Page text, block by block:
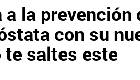
a la prevención
con su
te saltes este